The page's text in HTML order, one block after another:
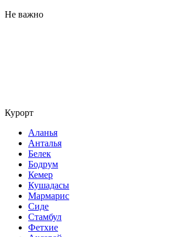
Не важно
Курорт
Аланья
Анталья
Белек
Бодрум
Кемер
Кушадасы
Мармарис
Сиде
Стамбул
Фетхие